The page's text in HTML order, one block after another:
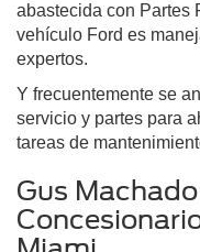
abastecida con Partes
vehículo Ford es
expertos.
Y frecuentemente se
servicio y partes para
tareas de
Gus